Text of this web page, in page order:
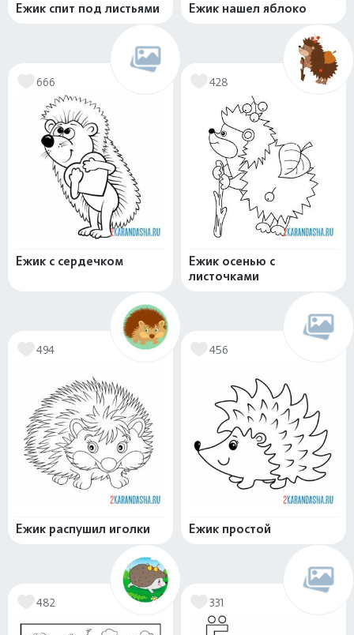
Ежик спит под листьями Ежик нашел яблоко
666
Ежик с сердечком
428
Ежик осенью с
листочками
494
Ежик распушил иголки
456
Ежик простой
482 331